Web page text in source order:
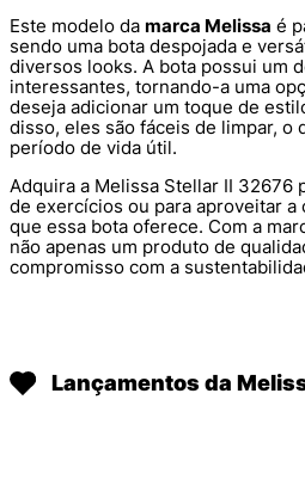
Este modelo da marca Melissa é
sendo uma bota despojada e
diversos looks. A bota possui um
interessantes, tornando-a uma
deseja adicionar um toque de
disso, eles são fáceis de limpar, o
período de vida útil.
Adquira a Melissa Stellar II 32676
de exercícios ou para aproveitar
que essa bota oferece. Com a
não apenas um produto de
compromisso com a
Lançamentos da